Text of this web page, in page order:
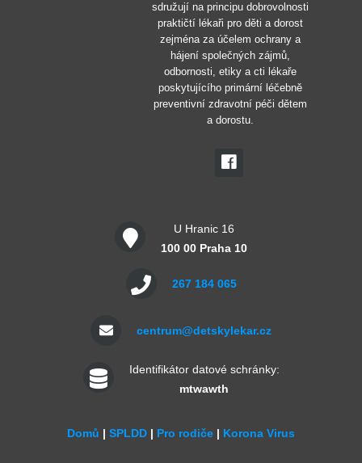
sdružují na principu dobrovolnosti
praktičtí lékaři pro děti a dorost
zejména za účelem ochrany a
hájení společných zájmů,
odbornosti, etiky a cti lékaře
poskytujícího primární léčebně
preventivní zdravotní péči dětem
a dorostu.
U Hranic 16
100 00 Praha 10
267 184 065
centrum@detskylekar.cz
Identifikátor datové schránky:
mtwawth
Domů | SPLDD | Pro rodiče | Korona Virus